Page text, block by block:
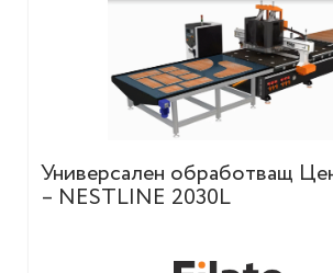
Универсален обработващ
– NESTLINE 2030L